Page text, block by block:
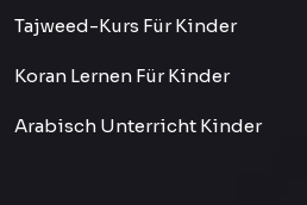
Tajweed-Kurs Für Kinder
Koran Lernen Für Kinder
Arabisch Unterricht Kinder